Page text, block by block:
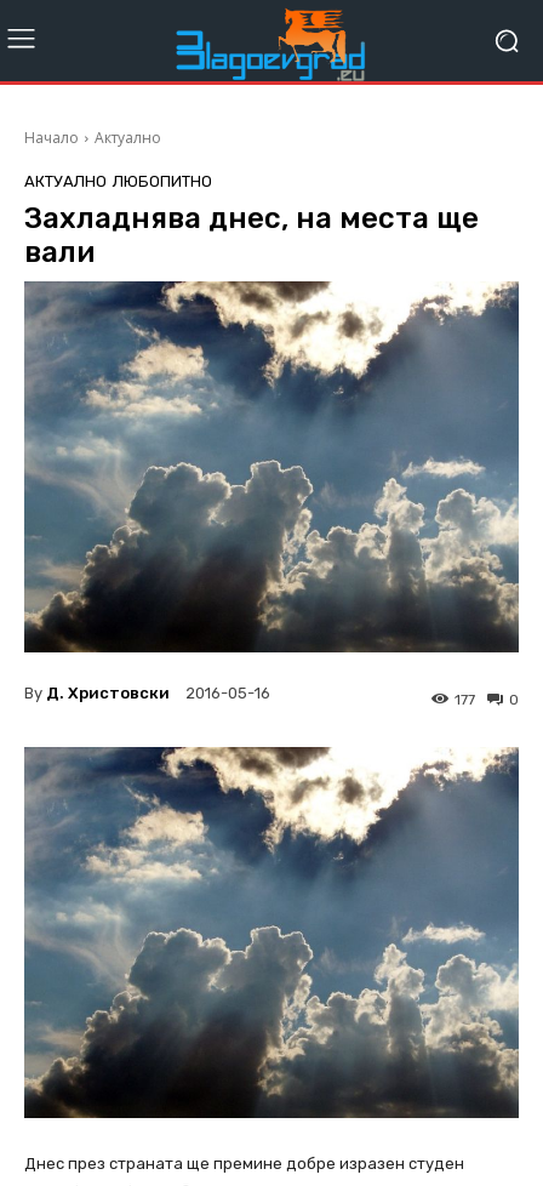
Начало Актуално
АКТУАЛНО ЛЮБОПИТНО
Захладнява днес, на места ще
вали
By Д. Христовски 2016-05-16 0
177
Днес през страната ще премине добре изразен студен